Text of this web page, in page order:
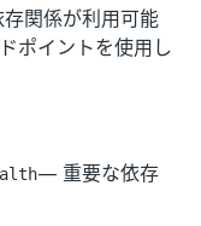
関係が利用可能
ポイントを使用し
— 重要な依存